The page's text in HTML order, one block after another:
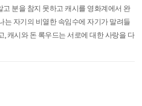
분을 참지 못하고 캐시를 영화계에서 완
는 자기의 비열한 속임수에 자기가 말려들
캐시와 돈 록우드는 서로에 대한 사랑을 다